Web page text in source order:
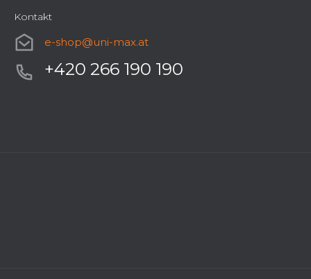
Kontakt
e-shop@uni-max.at
+420 266 190 190